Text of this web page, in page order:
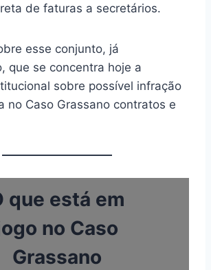
de faturas a secretários.
esse conjunto, já
que se concentra hoje a
sobre possível infração
no Caso Grassano contratos e
que está em
no Caso
Grassano